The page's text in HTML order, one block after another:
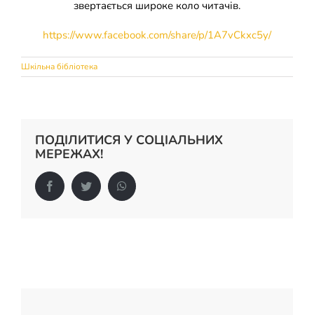
ІННОВАЦІЙНА ОСВІТА
Електронні журнали
звертається широке коло читачів.
https://www.facebook.com/share/p/1A7vCkxc5y/
Шкільна бібліотека
ПОДІЛИТИСЯ У СОЦІАЛЬНИХ
МЕРЕЖАХ!
FacebookTwitter WhatsApp